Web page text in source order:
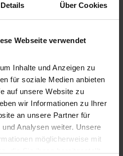
Details Über Cookies
Webseite verwendet
Inhalte und Anzeigen zu
für soziale Medien anbieten
auf unsere Website zu
wir Informationen zu Ihrer
an unsere Partner für
Analysen weiter. Unsere
möglicherweise mit